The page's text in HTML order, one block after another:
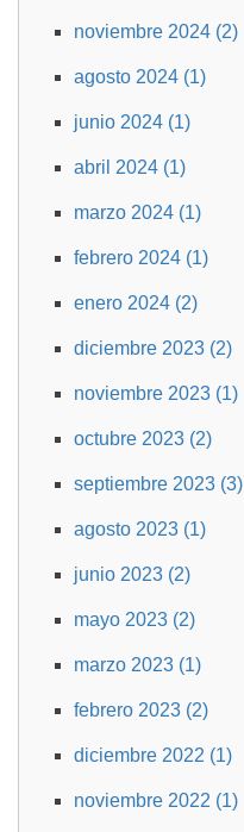
noviembre 2024 (2)
agosto 2024 (1)
junio 2024 (1)
abril 2024 (1)
marzo 2024 (1)
febrero 2024 (1)
enero 2024 (2)
diciembre 2023 (2)
noviembre 2023 (1)
octubre 2023 (2)
septiembre 2023 (3)
agosto 2023 (1)
junio 2023 (2)
mayo 2023 (2)
marzo 2023 (1)
febrero 2023 (2)
diciembre 2022 (1)
noviembre 2022 (1)